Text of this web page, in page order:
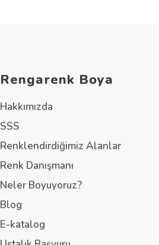
Rengarenk Boya
Hakkımızda
SSS
Renklendirdiğimiz Alanlar
Renk Danışmanı
Neler Boyuyoruz?
Blog
E-katalog